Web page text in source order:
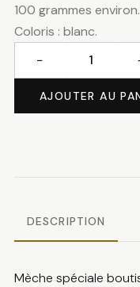
100 grammes
Coloris : blanc.
Mèche
−
AJOUTER AU
DESCRIPTION
Mèche spéciale